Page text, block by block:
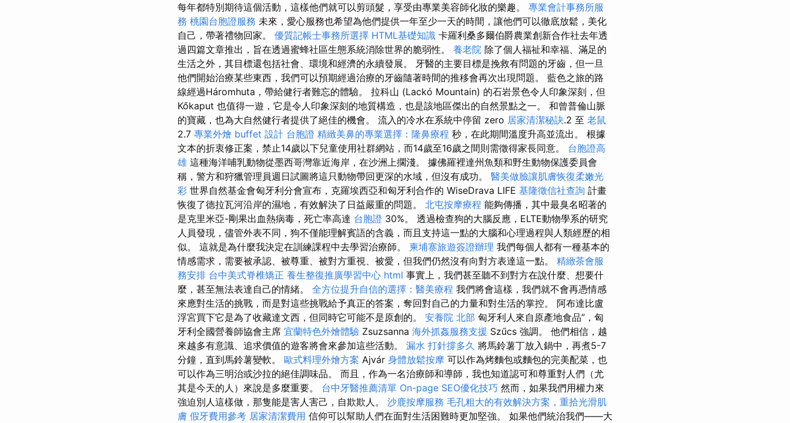
每年都特別期待這個活動，這樣他們就可以剪頭髮，享受由專業美容師化妝的樂趣。 專業會計事務所服
務 桃園台胞證服務 未來，愛心服務也希望為他們提供一年至少一天的時間，讓他們可以徹底放鬆，美化
自己，帶著禮物回家。 優質記帳士事務所選擇 HTML基礎知識 卡羅利桑多爾伯爵農業創新合作社去年透
過四篇文章推出，旨在透過蜜蜂社區生態系統消除世界的脆弱性。 養老院 除了個人福祉和幸福、滿足的
生活之外，其目標還包括社會、環境和經濟的永續發展。 牙醫的主要目標是挽救有問題的牙齒，但一旦
他們開始治療某些東西，我們可以預期經過治療的牙齒隨著時間的推移會再次出現問題。 藍色之旅的路
線經過Háromhuta，帶給健行者難忘的體驗。 拉科山 (Lackó Mountain) 的石岩景色令人印象深刻，但
Kőkaput 也值得一遊，它是令人印象深刻的地質構造，也是該地區傑出的自然景點之一。 和曾普倫山脈
的寶藏，也為大自然健行者提供了絕佳的機會。 流入的冷水在系統中停留 zero 居家清潔秘訣.2 至 老鼠
2.7 專業外燴 buffet 設計 台胞證 精緻美鼻的專業選擇：隆鼻療程 秒，在此期間溫度升高並流出。 根據
文本的折衷修正案，禁止14歲以下兒童使用社群網站，而14歲至16歲之間則需徵得家長同意。 台胞證高
雄 這種海洋哺乳動物從墨西哥灣靠近海岸，在沙洲上擱淺。 據佛羅裡達州魚類和野生動物保護委員會
稱，警方和狩獵管理員週日試圖將這只動物帶回更深的水域，但沒有成功。 醫美做臉讓肌膚恢復柔嫩光
彩 世界自然基金會匈牙利分會宣布，克羅埃西亞和匈牙利合作的 WiseDrava LIFE 基隆徵信社查詢 計畫
恢復了德拉瓦河沿岸的濕地，有效解決了日益嚴重的問題。 北屯按摩療程 能夠傳播，其中最臭名昭著的
是克里米亞-剛果出血熱病毒，死亡率高達 台胞證 30%。 透過檢查狗的大腦反應，ELTE動物學系的研究
人員發現，儘管外表不同，狗不僅能理解賓語的含義，而且支持這一點的大腦和心理過程與人類經歷的相
似。 這就是為什麼我決定在訓練課程中去學習治療師。 柬埔寨旅遊簽證辦理 我們每個人都有一種基本的
情感需求，需要被承認、被尊重、被對方重視、被愛，但我們仍然沒有向對方表達這一點。 精緻茶會服
務安排 台中美式脊椎矯正 養生整復推廣學習中心 html 事實上，我們甚至聽不到對方在說什麼、想要什
麼，甚至無法表達自己的情緒。 全方位提升自信的選擇：醫美療程 我們將會這樣，我們就不會再憑情感
來應對生活的挑戰，而是對這些挑戰給予真正的答案，奪回對自己的力量和對生活的掌控。 阿布達比盧
浮宮買下它是為了收藏達文西，但同時它可能不是原創的。 安養院 北部 匈牙利人來自原產地食品”，匈
牙利全國營養師協會主席 宜蘭特色外燴體驗 Zsuzsanna 海外抓姦服務支援 Szűcs 強調。 他們相信，越
來越多有意識、追求價值的遊客將會來參加這些活動。 漏水 打針撐多久 將馬鈴薯丁放入鍋中，再煮5-7
分鐘，直到馬鈴薯變軟。 歐式料理外燴方案 Ajvár 身體放鬆按摩 可以作為烤麵包或麵包的完美配菜，也
可以作為三明治或沙拉的絕佳調味品。 而且，作為一名治療師和導師，我也知道認可和尊重對人們（尤
其是今天的人）來說是多麼重要。 台中牙醫推薦清單 On-page SEO優化技巧 然而，如果我們用權力來
強迫別人這樣做，那隻能是害人害己，自欺欺人。 沙鹿按摩服務 毛孔粗大的有效解決方案，重拾光滑肌
膚 假牙費用參考 居家清潔費用 信仰可以幫助人們在面對生活困難時更加堅強。 如果他們統治我們——大